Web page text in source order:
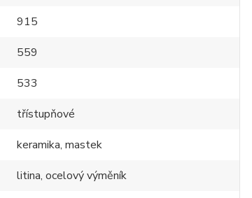
915
559
533
třístupňové
keramika, mastek
litina, ocelový výměník